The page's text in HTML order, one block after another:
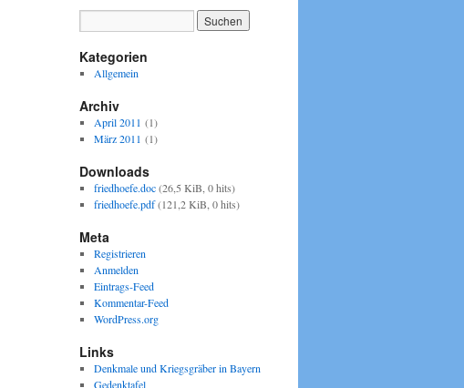
Kategorien
Allgemein
Archiv
April 2011 (1)
März 2011 (1)
Downloads
friedhoefe.doc(26,5 KiB, 0 hits)
friedhoefe.pdf(121,2 KiB, 0 hits)
Meta
Registrieren
Anmelden
Eintrags-Feed
Kommentar-Feed
WordPress.org
Links
Denkmale und Kriegsgräber in Bayern
Gedenktafel